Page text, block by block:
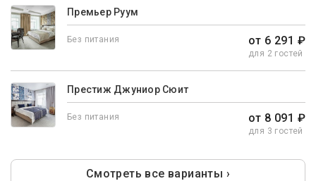
Премьер Руум
Без питания от 6 291 ₽
для 2 гостей
Престиж Джуниор Сюит
Без питания от 8 091 ₽
для 3 гостей
Смотреть все варианты ›